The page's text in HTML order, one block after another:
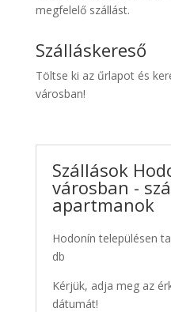
Transzfer
Kiwi
Taxi
megfelelő szállást.
Szálláskereső
Töltse ki az űrlapot és
városban!
Szállások
városban -
apartmanok
Hodonín településen
db
Kérjük, adja meg az
dátumát!